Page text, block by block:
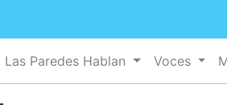
Las Paredes Hablan Voces